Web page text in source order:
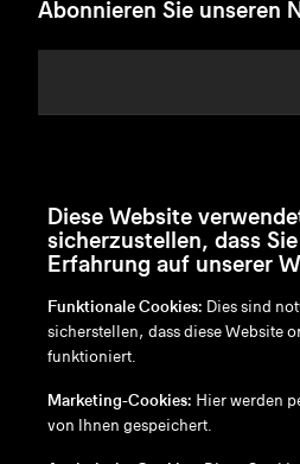
Abonnieren Sie unseren
en/nl/fr/de
Disclaimer
Diese Website
sicherzustellen, dass
Erfahrung auf unserer
Funktionale Cookies: Dies sind
sicherstellen, dass diese Website
funktioniert.
Marketing-Cookies: Hier werden
von Ihnen gespeichert.